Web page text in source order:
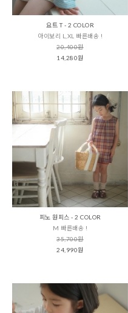
요트 T - 2 COLOR
아이보리 L,XL 빠른배송 !
20,400원
14,280원
피노 원피스 - 2 COLOR
M 빠른배송 !
35,700원
24,990원